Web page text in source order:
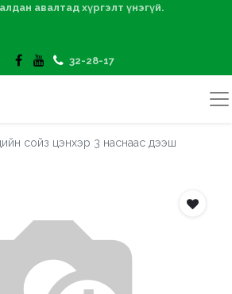
авалтад хүргэлт үнэгүй.
32-28-17
сойз цэнхэр 3 наснаас дээш